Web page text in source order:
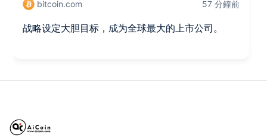
bitcoin.com 57 分鐘前
战略设定大胆目标，成为全球最大的上市公司。